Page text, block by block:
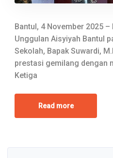
Bantul, 4 November 2025
Unggulan Aisyiyah Bantul
Sekolah, Bapak Suwardi,
prestasi gemilang dengan
Ketiga
Read more